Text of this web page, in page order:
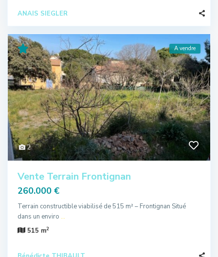
ANAIS SIEGLER
2
A vendre
Vente Terrain Frontignan
260.000 €
Terrain constructible viabilisé de 515 m² – Frontignan Situé
dans un enviro ...
515 m2